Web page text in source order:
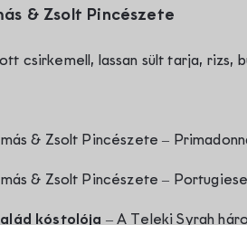
& Zsolt Pincészete
csirkemell, lassan sült tarja, rizs,
& Zsolt Pincészete –
& Zsolt Pincészete –
kóstolója – A Teleki Syrah